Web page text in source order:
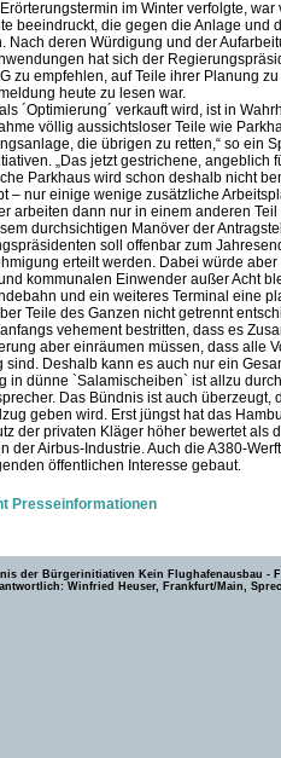
im Winter verfolgte,
beeindruckt, die gegen die Anlage und
Nach deren Würdigung und der
hat sich der
zu empfehlen, auf Teile ihrer Planung
heute zu lesen war.
´Optimierung´ verkauft wird, ist in
völlig aussichtsloser Teile wie
die übrigen zu retten,“ so ein
„Das jetzt gestrichene, angeblich
Parkhaus wird schon deshalb nicht
– nur einige wenige zusätzliche
arbeiten dann nur in einem anderen
durchsichtigen Manöver der
soll offenbar zum
erteilt werden. Dabei würde
kommunalen Einwender außer Acht
und ein weiteres Terminal eine
Teile des Ganzen nicht getrennt
vehement bestritten, dass es
aber einräumen müssen, dass alle
sind. Deshalb kann es auch nur ein
in dünne `Salamischeiben` ist allzu
Das Bündnis ist auch überzeugt,
geben wird. Erst jüngst hat das
der privaten Kläger höher bewertet als
der Airbus-Industrie. Auch die A380-
öffentlichen Interesse gebaut.
Presseinformationen
der Bürgerinitiativen Kein Flughafenausbau -
Winfried Heuser, Frankfurt/Main,